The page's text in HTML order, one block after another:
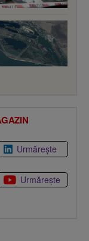
Urmărește
Urmărește